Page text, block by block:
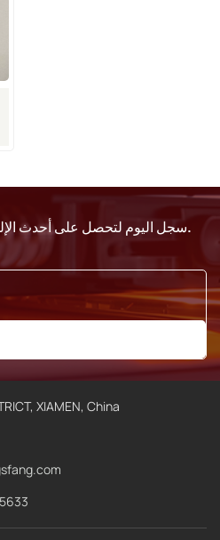
سجل اليوم لتحصل على أحدث الإلهامات والأفكار.
XIAMEN, China